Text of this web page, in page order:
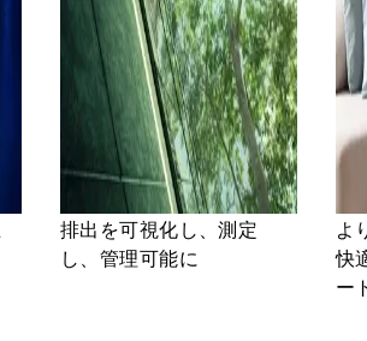
排出を可視化し、測定
し、管理可能に
よ
快
ー